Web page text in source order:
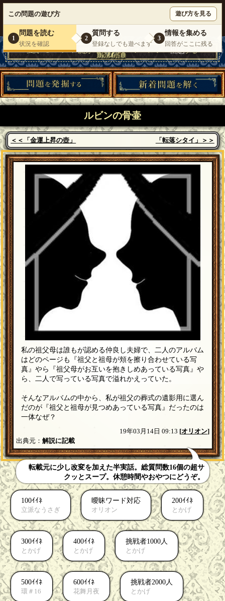
いらっしゃいませ。ゲスト |お問い合わせ
|
ルビンの骨壷
＜＜「金運上昇の壺」 「転落シタイ」＞＞
この問題の遊び方 遊び方を見る
1
問題を読む
状況を確認
2
質問する
登録なしでも遊べます
3
情報を集める
回答がここに残る
私の祖父母は誰もが認める仲良し夫婦で、二人のアルバム
はどのページも『祖父と祖母が頬を擦り合わせている写
真』やら『祖父母がお互いを抱きしめあっている写真』や
ら、二人で写っている写真で溢れかえっていた。
そんなアルバムの中から、私が祖父の葬式の遺影用に選ん
だのが『祖父と祖母が見つめあっている写真』だったのは
一体なぜ？
19年03月14日 09:13 [オリオン]
出典元：解説に記載
転載元に少し改変を加えた半実話。総質問数16個の超サ
クッとスープ。休憩時間やおやつにどうぞ。
100ｲｲﾈ
立派なうさぎ
曖昧ワード対応
オリオン
200ｲｲﾈ
とかげ
300ｲｲﾈ
とかげ
400ｲｲﾈ
とかげ
挑戦者1000人
とかげ
500ｲｲﾈ
環＃16
600ｲｲﾈ
花舞月夜
挑戦者2000人
とかげ